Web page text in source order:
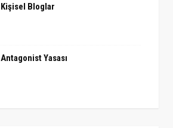
Kişisel Bloglar
Antagonist Yasası